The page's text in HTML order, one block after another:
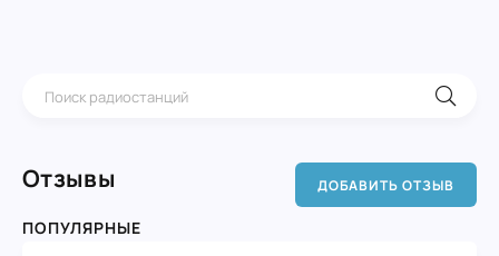
Отзывы ДОБАВИТЬ ОТЗЫВ
ПОПУЛЯРНЫЕ